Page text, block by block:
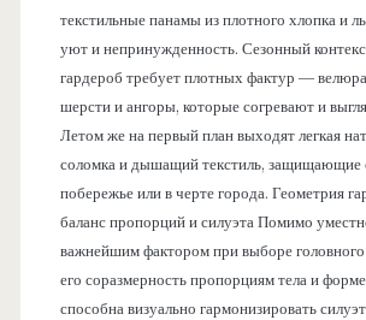
текстильные панамы из плотного хлопка и
уют и непринужденность. Сезонный
гардероб требует плотных фактур —
шерсти и ангоры, которые согревают и
Летом же на первый план выходят легкая
соломка и дышащий текстиль, защищающие
побережье или в черте города. Геометрия
баланс пропорций и силуэта Помимо
важнейшим фактором при выборе головного
его соразмерность пропорциям тела и
способна визуально гармонизировать